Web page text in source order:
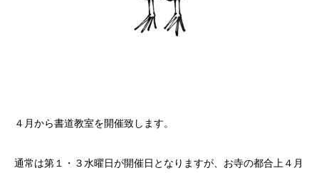
４月から書道教室を開催致します。
通常は第１・３水曜日が開催日となりますが、お寺の都合上４月